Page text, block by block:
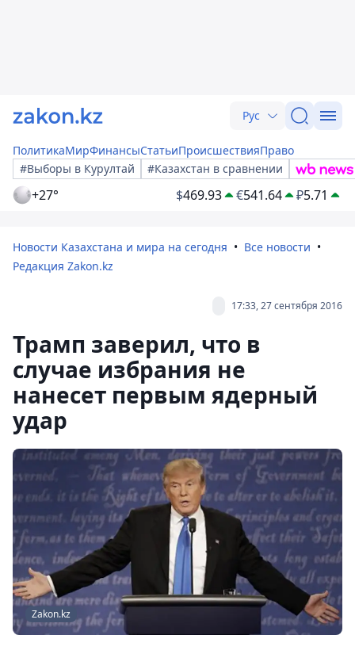
Рус
ПолитикаМирФинансыСтатьиПроисшествияПраво
#Выборы в Курултай
#Казахстан в сравнении
+27° $469.93 €541.64 ₽5.71
Новости Казахстана и мира на сегодня
Все новости
Редакция Zakon.kz
17:33, 27 сентября 2016
Трамп заверил, что в
случае избрания не
нанесет первым ядерный
удар
Zakon.kz